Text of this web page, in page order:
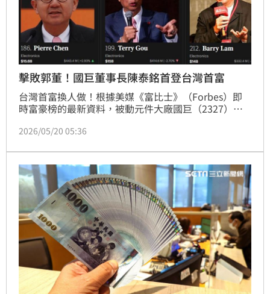
擊敗郭董！國巨董事長陳泰銘首登台灣首富
台灣首富換人做！根據美媒《富比士》（Forbes）即
時富豪榜的最新資料，被動元件大廠國巨（2327）董
代鴻海（2317）創辦人郭台銘成為台灣第一富。現年
路帶領小公司從找不到員工的窘境，成長為被動元件領
域的世界級企業。
2026/05/20 05:36